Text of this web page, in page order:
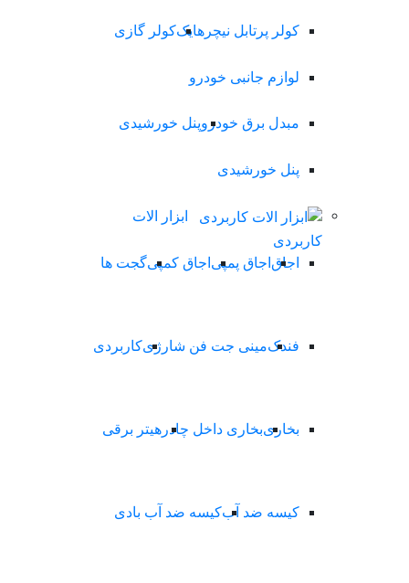
کولر پرتابل نیچرهایککولر گازی
لوازم جانبی خودرو
مبدل برق خودروپنل خورشیدی
پنل خورشیدی
ابزار الات
کاربردی
اجاق اجاق پمپی اجاق کمپیگجت ها
فندکمینی جت فن شارژیکاربردی
بخاریبخاری داخل چادر هیتر برقی
کیسه ضد آبکیسه ضد آب بادی